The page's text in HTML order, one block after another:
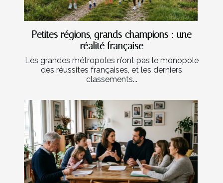
Petites régions, grands champions : une
réalité française
Les grandes métropoles n’ont pas le monopole
des réussites françaises, et les derniers
classements...